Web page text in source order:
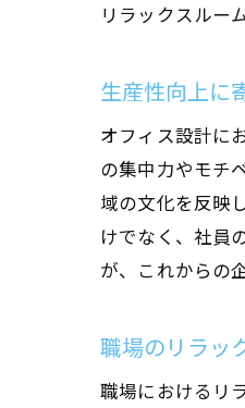
リラックスルー
生産性向上に
オフィス設計に
の集中力やモチ
域の文化を反映
けでなく、社員
が、これからの
職場のリラッ
職場におけるリ